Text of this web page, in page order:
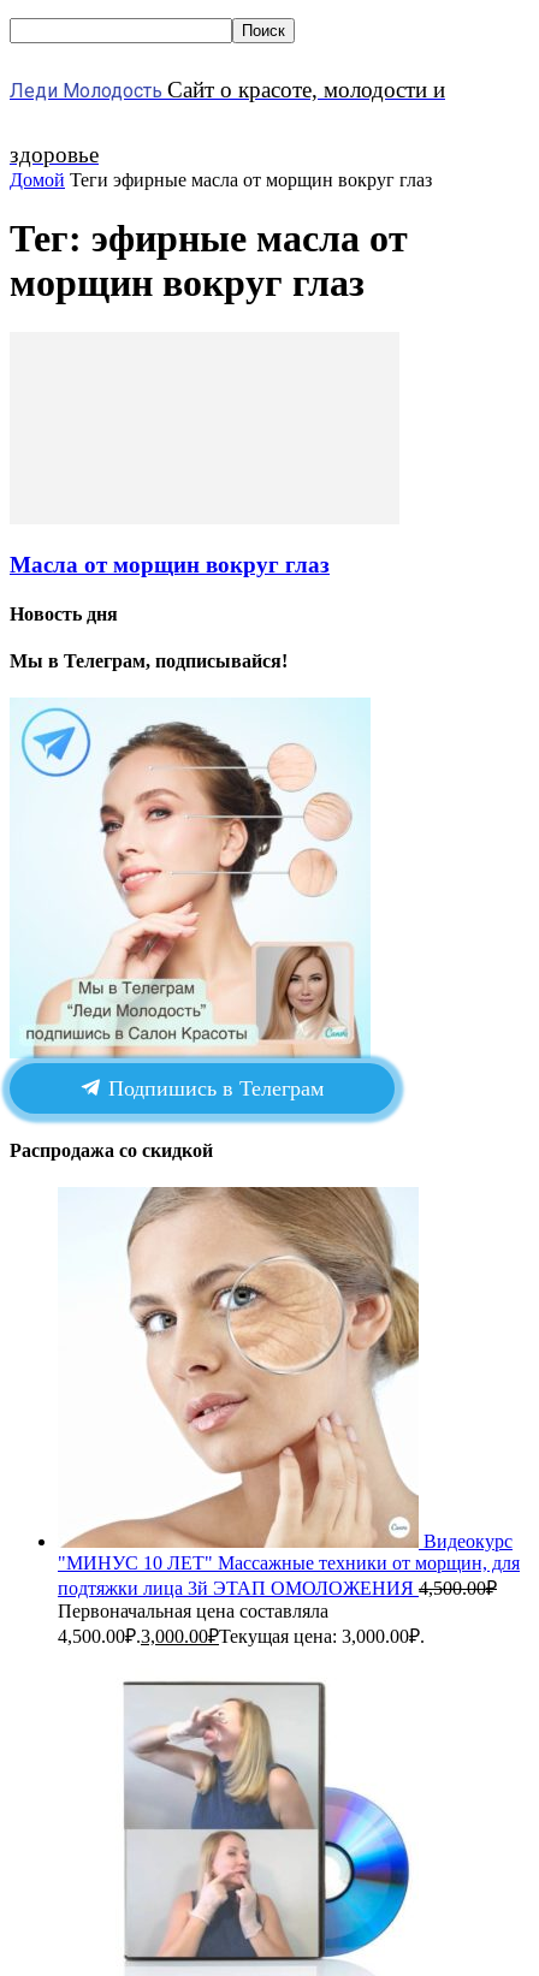
Леди Молодость Сайт о красоте, молодости и
здоровье
Домой Теги эфирные масла от морщин вокруг глаз
Тег: эфирные масла от
морщин вокруг глаз
Масла от морщин вокруг глаз
Новость дня
Мы в Телеграм, подписывайся!
Подпишись в Телеграм
Распродажа со скидкой
Видеокурс
"МИНУС 10 ЛЕТ" Массажные техники от морщин, для
подтяжки лица 3й ЭТАП ОМОЛОЖЕНИЯ 4,500.00₽
Первоначальная цена составляла
4,500.00₽.3,000.00₽Текущая цена: 3,000.00₽.